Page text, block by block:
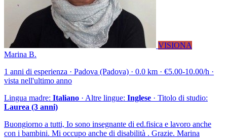
VISIONA
Marina B.
1 anni di esperienza · Padova (Padova) · 0.0 km · €5.00-10.00/h ·
vista nell'ultimo anno
Lingua madre: Italiano · Altre lingue: Inglese · Titolo di studio:
Laurea (3 anni)
Buongiorno a tutti, Io sono insegnante di ed.fisica e lavoro anche
con i bambini. Mi occupo anche di disabilità . Grazie. Marina